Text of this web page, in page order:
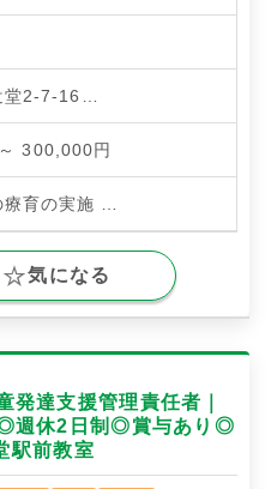
堂2-7-16…
300,000円
療育の実施
気になる
発達支援管理責任者｜
週休2日制◎賞与あり◎
駅前教室